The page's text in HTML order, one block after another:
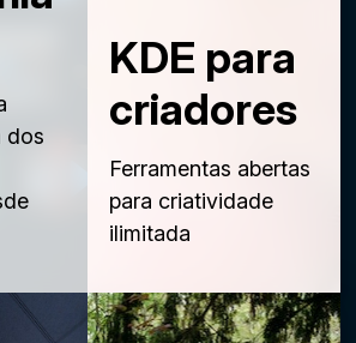
dos
KDE para
criadores
Ferramentas abertas
para criatividade
ilimitada